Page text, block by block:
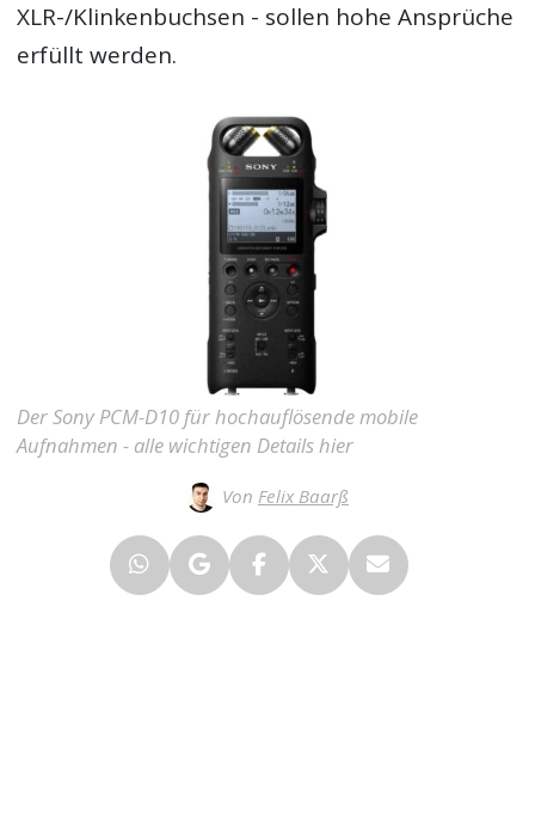
XLR-/Klinkenbuchsen - sollen hohe Ansprüche
erfüllt werden.
Der Sony PCM-D10 für hochauflösende mobile
Aufnahmen - alle wichtigen Details hier
Von Felix Baarß